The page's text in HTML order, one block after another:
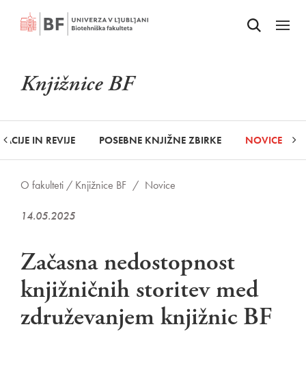
Odpri iskalnik
Odpri
Knjižnice BF
IN REVIJE POSEBNE KNJIŽNE ZBIRKE NOVICE
O fakulteti / Knjižnice BF / Novice
14.05.2025
Začasna nedostopnost
knjižničnih storitev med
združevanjem knjižnic BF